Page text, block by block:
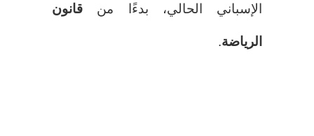
الإسباني الحالي، بدءًا من قانون
الرياضة.